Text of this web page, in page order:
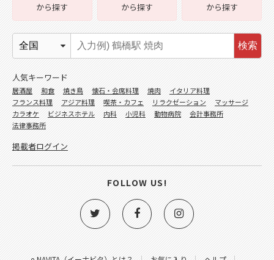
から探す
から探す
から探す
検索
人気キーワード
居酒屋 和食 焼き鳥 懐石・会席料理 焼肉
イタリア料理
フランス料理
アジア料理 喫茶・カフェ リラクゼーション
マッサージ
カラオケ
ビジネスホテル 内科 小児科 動物病院
会計事務所
法律事務所
掲載者ログイン
FOLLOW US!